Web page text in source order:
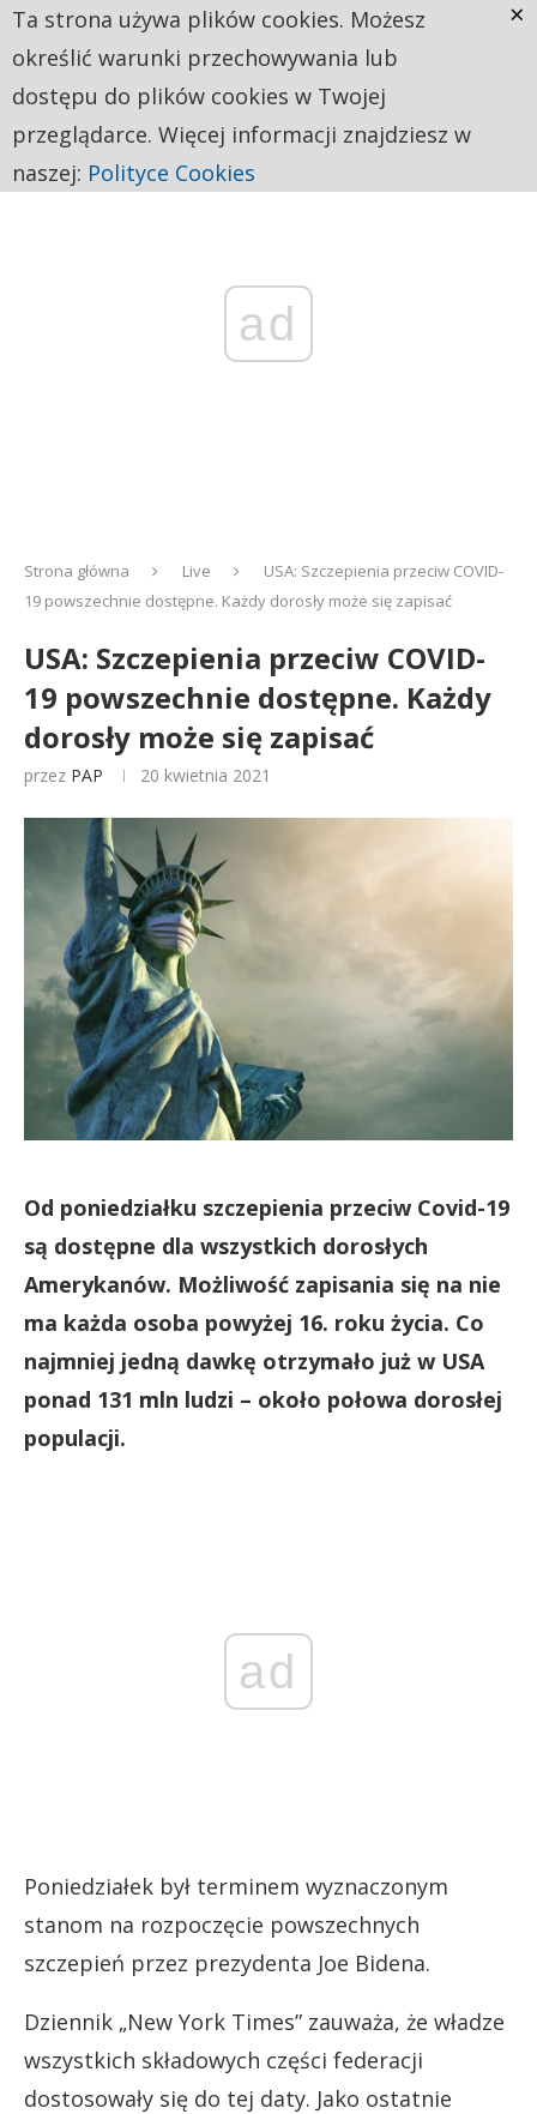
ad
Strona główna Live
USA: Szczepienia przeciw COVID-
19 powszechnie dostępne. Każdy dorosły może się zapisać
USA: Szczepienia przeciw COVID-
19 powszechnie dostępne. Każdy
dorosły może się zapisać
przez PAP 20 kwietnia 2021
Od poniedziałku szczepienia przeciw Covid-19
są dostępne dla wszystkich dorosłych
Amerykanów. Możliwość zapisania się na nie
ma każda osoba powyżej 16. roku życia. Co
najmniej jedną dawkę otrzymało już w USA
ponad 131 mln ludzi – około połowa dorosłej
populacji.
ad
Poniedziałek był terminem wyznaczonym
stanom na rozpoczęcie powszechnych
szczepień przez prezydenta Joe Bidena.
Dziennik „New York Times” zauważa, że władze
wszystkich składowych części federacji
dostosowały się do tej daty. Jako ostatnie
Ta strona używa plików cookies. Możesz
określić warunki przechowywania lub
dostępu do plików cookies w Twojej
przeglądarce. Więcej informacji znajdziesz w
naszej: Polityce Cookies
×